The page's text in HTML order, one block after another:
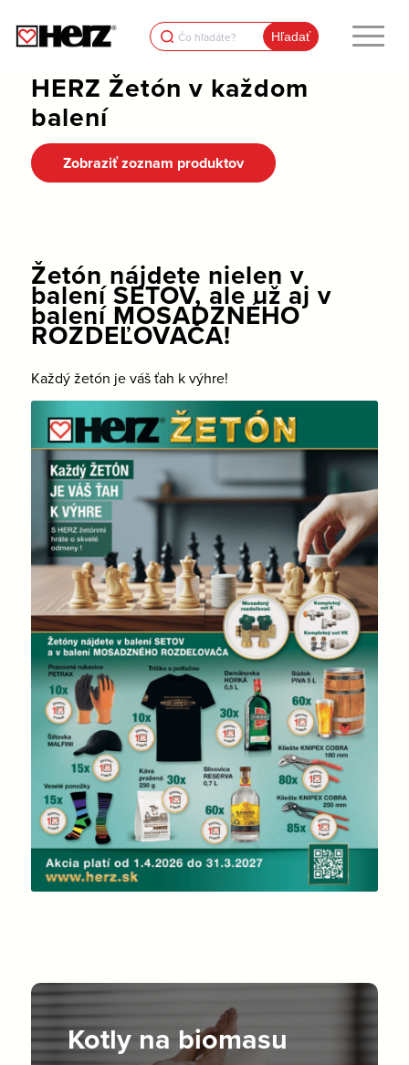
Search
for:
HERZ Žetón v každom
balení
Zobraziť zoznam produktov
Žetón nájdete nielen v
balení SETOV, ale už aj v
balení MOSADZNÉHO
ROZDEĽOVAČA!
Každý žetón je váš ťah k výhre!
Kotly na biomasu